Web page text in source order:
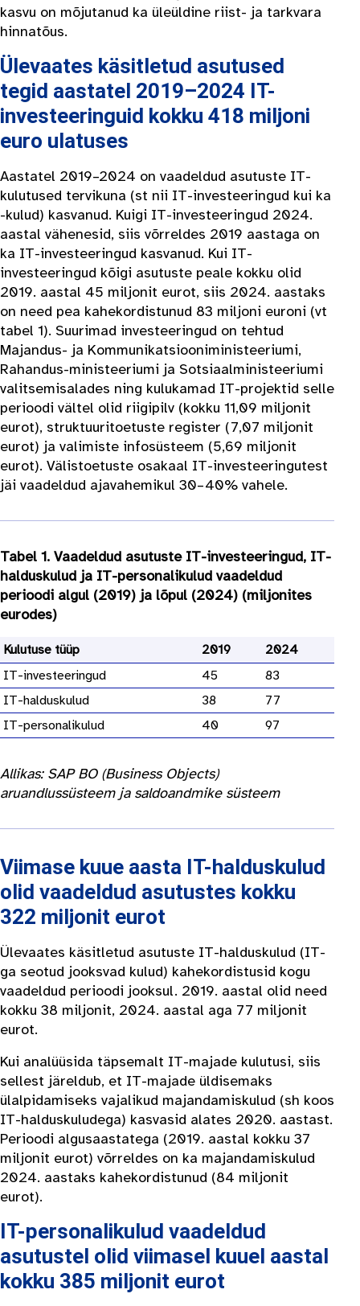
kasvu on mõjutanud ka üleüldine riist- ja tarkvara
hinnatõus.
Ülevaates käsitletud asutused
tegid aastatel 2019–2024 IT-
investeeringuid kokku 418 miljoni
euro ulatuses
Aastatel 2019–2024 on vaadeldud asutuste IT-
kulutused tervikuna (st nii IT-investeeringud kui ka
-kulud) kasvanud. Kuigi IT-investeeringud 2024.
aastal vähenesid, siis võrreldes 2019 aastaga on
ka IT-investeeringud kasvanud. Kui IT-
investeeringud kõigi asutuste peale kokku olid
2019. aastal 45 miljonit eurot, siis 2024. aastaks
on need pea kahekordistunud 83 miljoni euroni (vt
tabel 1). Suurimad investeeringud on tehtud
Majandus- ja Kommunikatsiooniministeeriumi,
Rahandus-ministeeriumi ja Sotsiaalministeeriumi
valitsemisalades ning kulukamad IT-projektid selle
perioodi vältel olid riigipilv (kokku 11,09 miljonit
eurot), struktuuritoetuste register (7,07 miljonit
eurot) ja valimiste infosüsteem (5,69 miljonit
eurot). Välistoetuste osakaal IT-investeeringutest
jäi vaadeldud ajavahemikul 30–40% vahele.
Tabel 1. Vaadeldud asutuste IT-investeeringud, IT-
halduskulud ja IT-personalikulud vaadeldud
perioodi algul (2019) ja lõpul (2024) (miljonites
eurodes)
Kulutuse tüüp 2019
2024
IT-investeeringud
45
83
IT-halduskulud
38
77
IT-personalikulud
40 97
Allikas: SAP BO (Business Objects)
aruandlussüsteem ja saldoandmike süsteem
Viimase kuue aasta IT-halduskulud
olid vaadeldud asutustes kokku
322 miljonit eurot
Ülevaates käsitletud asutuste IT-halduskulud (IT-
ga seotud jooksvad kulud) kahekordistusid kogu
vaadeldud perioodi jooksul. 2019. aastal olid need
kokku 38 miljonit, 2024. aastal aga 77 miljonit
eurot.
Kui analüüsida täpsemalt IT-majade kulutusi, siis
sellest järeldub, et IT-majade üldisemaks
ülalpidamiseks vajalikud majandamiskulud (sh koos
IT-halduskuludega) kasvasid alates 2020. aastast.
Perioodi algusaastatega (2019. aastal kokku 37
miljonit eurot) võrreldes on ka majandamiskulud
2024. aastaks kahekordistunud (84 miljonit
eurot).
IT-personalikulud vaadeldud
asutustel olid viimasel kuuel aastal
kokku 385 miljonit eurot